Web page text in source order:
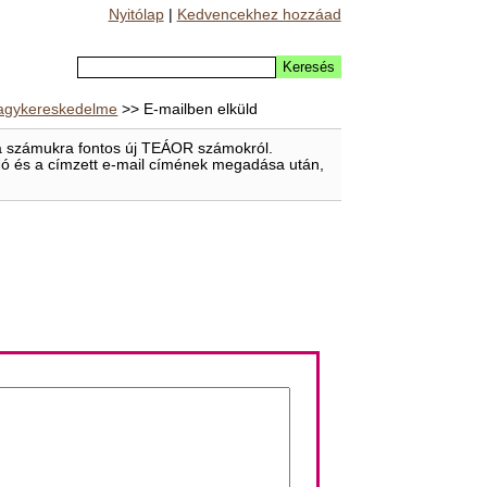
Nyitólap| Kedvencekhez hozzáad
>> E-mailben elküld
fontos új TEÁOR számokról.
és a címzett e-mail címének megadása után,